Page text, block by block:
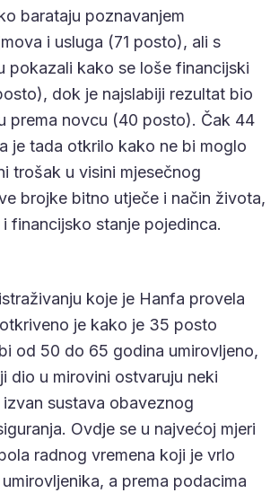
barataju poznavanjem
i usluga (71 posto), ali s
pokazali kako se loše financijski
dok je najslabiji rezultat bio
prema novcu (40 posto). Čak 44
je tada otkrilo kako ne bi moglo
trošak u visini mjesečnog
brojke bitno utječe i način života,
financijsko stanje pojedinca.
koje je Hanfa provela
je kako je 35 posto
od 50 do 65 godina umirovljeno,
dio u mirovini ostvaruju neki
sustava obaveznog
Ovdje se u najvećoj mjeri
radnog vremena koji je vrlo
a prema podacima